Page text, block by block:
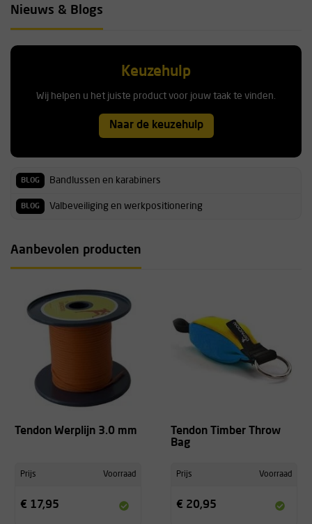
Nieuws & Blogs
Keuzehulp
Wij helpen u het juiste product voor jouw taak te vinden.
Naar de keuzehulp
BLOG Bandlussen en karabiners
BLOG Valbeveiliging en werkpositionering
Aanbevolen producten
Tendon Werplijn 3.0 mm
Prijs Voorraad
€ 17,95
Tendon Timber Throw
Bag
Prijs Voorraad
€ 20,95